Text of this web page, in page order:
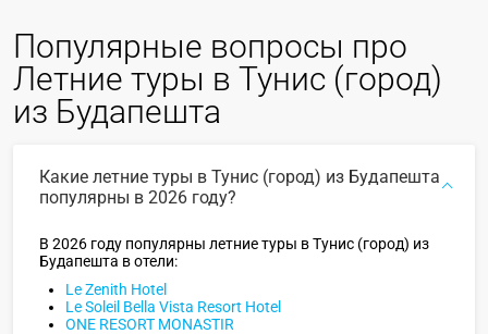
Популярные вопросы про
Летние туры в Тунис (город)
из Будапешта
Какие летние туры в Тунис (город) из Будапешта
популярны в 2026 году?
В 2026 году популярны летние туры в Тунис (город) из
Будапешта в отели:
Le Zenith Hotel
Le Soleil Bella Vista Resort Hotel
ONE RESORT MONASTIR